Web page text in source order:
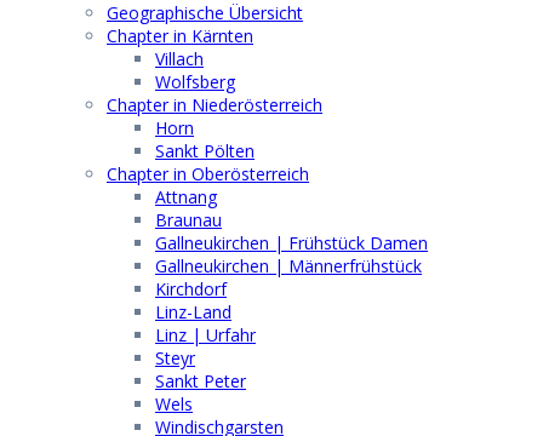
Geographische Übersicht
Chapter in Kärnten
Villach
Wolfsberg
Chapter in Niederösterreich
Horn
Sankt Pölten
Chapter in Oberösterreich
Attnang
Braunau
Gallneukirchen | Frühstück Damen
Gallneukirchen | Männerfrühstück
Kirchdorf
Linz-Land
Linz | Urfahr
Steyr
Sankt Peter
Wels
Windischgarsten